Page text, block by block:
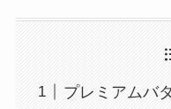
プレミアムバ